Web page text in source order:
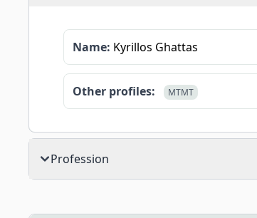
Name: Kyrillos Ghattas
Other profiles: MTMT
Profession